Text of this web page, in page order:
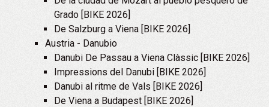
Grado [BIKE 2026]
De Salzburg a Viena [BIKE 2026]
Austria - Danubio
Danubi De Passau a Viena Clàssic [BIKE 2026]
Impressions del Danubi [BIKE 2026]
Danubi al ritme de Vals [BIKE 2026]
De Viena a Budapest [BIKE 2026]